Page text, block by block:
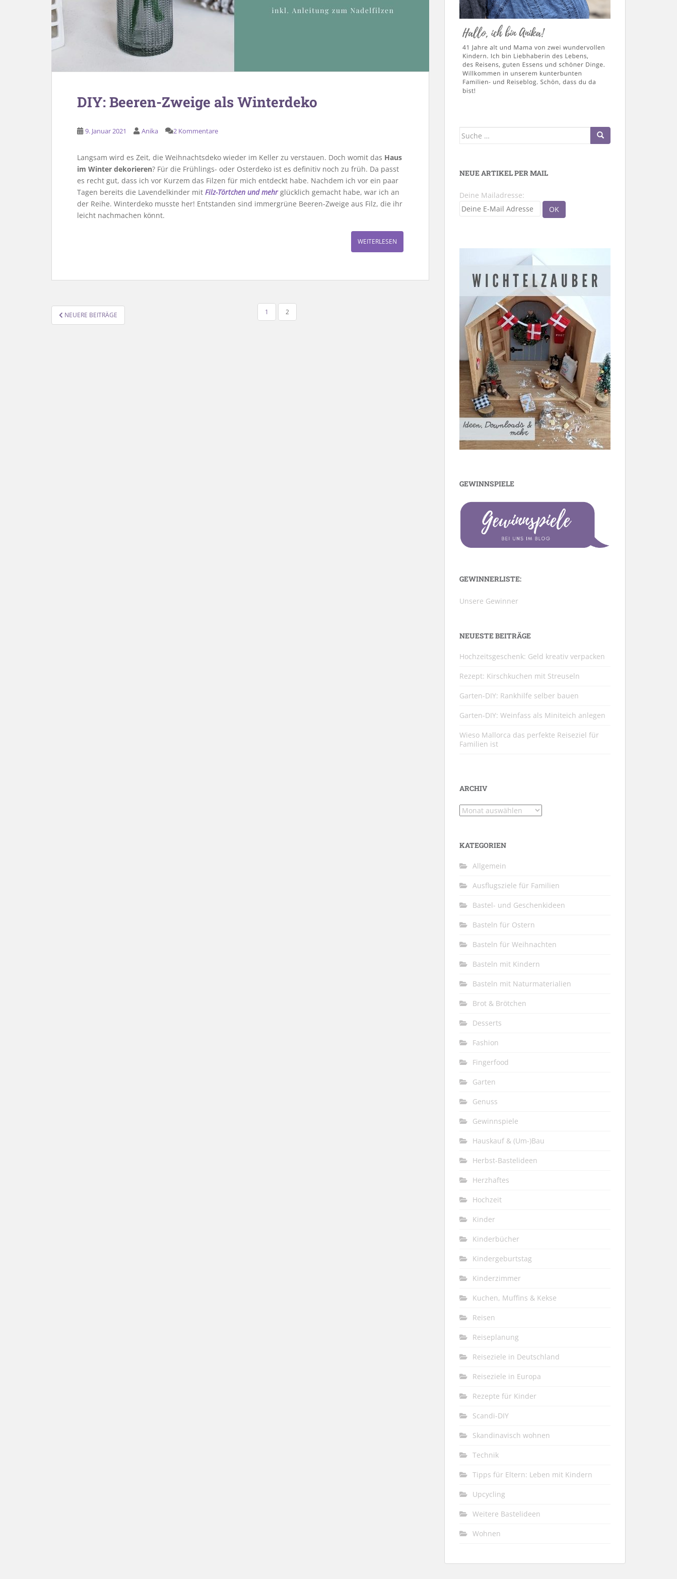
DIY: Beeren-Zweige als Winterdeko
9. Januar 2021 Anika 2 Kommentare
Langsam wird es Zeit, die Weihnachtsdeko wieder im Keller zu verstauen. Doch womit das Haus
im Winter dekorieren? Für die Frühlings- oder Osterdeko ist es definitiv noch zu früh. Da passt
es recht gut, dass ich vor Kurzem das Filzen für mich entdeckt habe. Nachdem ich vor ein paar
Tagen bereits die Lavendelkinder mit Filz-Törtchen und mehrglücklich gemacht habe, war ich an
der Reihe. Winterdeko musste her! Entstanden sind immergrüne Beeren-Zweige aus Filz, die ihr
leicht nachmachen könnt.
WEITERLESEN
SEITENNUMMERIERUNG
DER
NEUERE BEITRÄGE 1 2
Suche
NEUE ARTIKEL PER MAIL
Deine Mailadresse:
GEWINNSPIELE
GEWINNERLISTE:
Unsere Gewinner
NEUESTE BEITRÄGE
Hochzeitsgeschenk: Geld kreativ verpacken
Rezept: Kirschkuchen mit Streuseln
Garten-DIY: Rankhilfe selber bauen
Garten-DIY: Weinfass als Miniteich anlegen
Wieso Mallorca das perfekte Reiseziel für
Familien ist
ARCHIV
Archiv
KATEGORIEN
Allgemein
Ausflugsziele für Familien
Bastel- und Geschenkideen
Basteln für Ostern
Basteln für Weihnachten
Basteln mit Kindern
Basteln mit Naturmaterialien
Brot & Brötchen
Desserts
Fashion
Fingerfood
Garten
Genuss
Gewinnspiele
Hauskauf & (Um-)Bau
Herbst-Bastelideen
Herzhaftes
Hochzeit
Kinder
Kinderbücher
Kindergeburtstag
Kinderzimmer
Kuchen, Muffins & Kekse
Reisen
Reiseplanung
Reiseziele in Deutschland
Reiseziele in Europa
Rezepte für Kinder
Scandi-DIY
Skandinavisch wohnen
Technik
Tipps für Eltern: Leben mit Kindern
Upcycling
Weitere Bastelideen
Wohnen